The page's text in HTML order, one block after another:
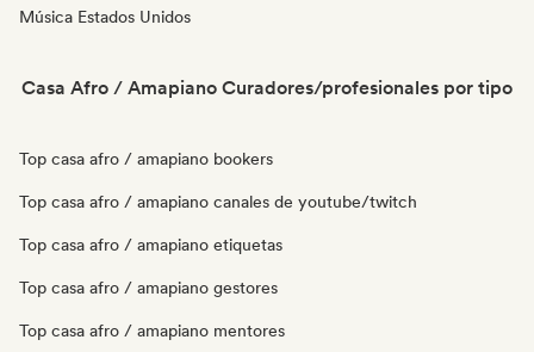
Música Estados Unidos
Casa Afro / Amapiano Curadores/profesionales por tipo
Top casa afro / amapiano bookers
Top casa afro / amapiano canales de youtube/twitch
Top casa afro / amapiano etiquetas
Top casa afro / amapiano gestores
Top casa afro / amapiano mentores